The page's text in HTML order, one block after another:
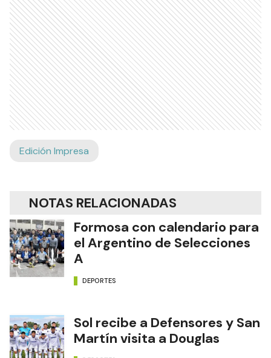
Edición Impresa
NOTAS RELACIONADAS
Formosa con calendario para
el Argentino de Selecciones
A
DEPORTES
Sol recibe a Defensores y San
Martín visita a Douglas